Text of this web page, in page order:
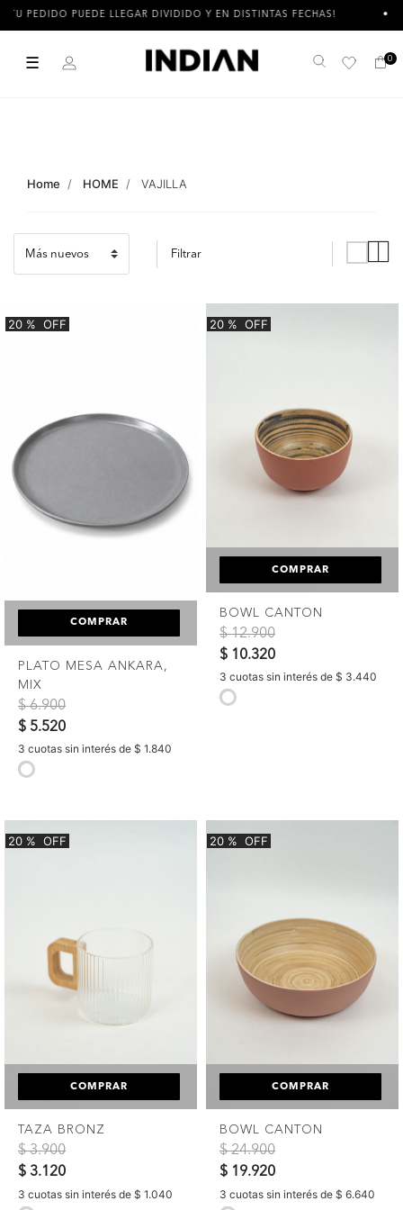
PEDIDO PUEDE LLEGAR DIVIDIDO Y EN DISTINTAS FECHAS!
☰ Buscar 0
Home HOME VAJILLA
Filtrar
20 % OFF
COMPRAR
PLATO MESA ANKARA,
MIX
Precio reducido de
$ 6.900a
$ 5.520
3 cuotas sin interés de $ 1.840
20 % OFF
COMPRAR
BOWL CANTON
Precio reducido de
$ 12.900a
$ 10.320
3 cuotas sin interés de $ 3.440
20 % OFF
COMPRAR
TAZA BRONZ
Precio reducido de
$ 3.900a
$ 3.120
3 cuotas sin interés de $ 1.040
20 % OFF
COMPRAR
BOWL CANTON
Precio reducido de
$ 24.900a
$ 19.920
3 cuotas sin interés de $ 6.640